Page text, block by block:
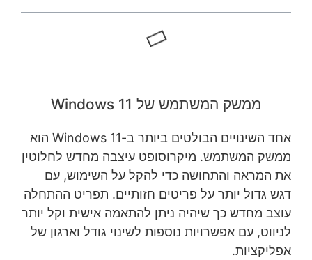
ממשק המשתמש של Windows 11
אחד השינויים הבולטים ביותר ב-Windows 11 הוא
ממשק המשתמש. מיקרוסופט עיצבה מחדש לחלוטין
את המראה והתחושה כדי להקל על השימוש, עם
דגש גדול יותר על פריטים חזותיים. תפריט ההתחלה
עוצב מחדש כך שיהיה ניתן להתאמה אישית וקל יותר
לניווט, עם אפשרויות נוספות לשינוי גודל וארגון של
אפליקציות.